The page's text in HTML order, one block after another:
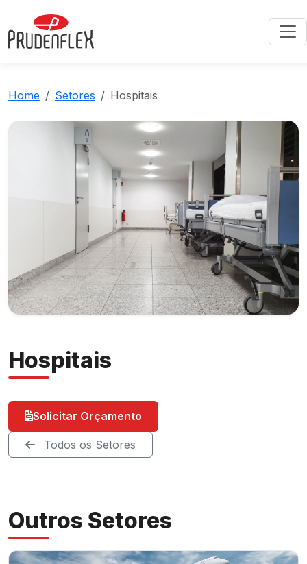
Home Setores Hospitais
Hospitais
Solicitar Orçamento
Todos os Setores
Outros Setores